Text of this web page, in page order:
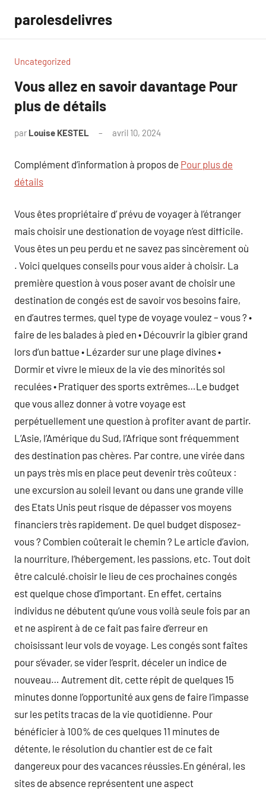
contenu
parolesdelivres
Uncategorized
Vous allez en savoir davantage Pour
plus de détails
par Louise KESTEL avril 10, 2024
Complément d’information à propos de Pour plus de
détails
Vous êtes propriétaire d’ prévu de voyager à l’étranger
mais choisir une destionation de voyage n’est difficile.
Vous êtes un peu perdu et ne savez pas sincèrement où
. Voici quelques conseils pour vous aider à choisir. La
première question à vous poser avant de choisir une
destination de congés est de savoir vos besoins faire,
en d’autres termes, quel type de voyage voulez – vous ? •
faire de les balades à pied en • Découvrir la gibier grand
lors d’un battue • Lézarder sur une plage divines •
Dormir et vivre le mieux de la vie des minorités sol
reculées • Pratiquer des sports extrêmes…Le budget
que vous allez donner à votre voyage est
perpétuellement une question à profiter avant de partir.
L’Asie, l’Amérique du Sud, l’Afrique sont fréquemment
des destination pas chères. Par contre, une virée dans
un pays très mis en place peut devenir très coûteux :
une excursion au soleil levant ou dans une grande ville
des Etats Unis peut risque de dépasser vos moyens
financiers très rapidement. De quel budget disposez-
vous ? Combien coûterait le chemin ? Le article d’avion,
la nourriture, l’hébergement, les passions, etc. Tout doit
être calculé.choisir le lieu de ces prochaines congés
est quelque chose d’important. En effet, certains
individus ne débutent qu’une vous voilà seule fois par an
et ne aspirent à de ce fait pas faire d’erreur en
choisissant leur vols de voyage. Les congés sont faîtes
pour s’évader, se vider l’esprit, déceler un indice de
nouveau… Autrement dit, cette répit de quelques 15
minutes donne l’opportunité aux gens de faire l’impasse
sur les petits tracas de la vie quotidienne. Pour
bénéficier à 100% de ces quelques 11 minutes de
détente, le résolution du chantier est de ce fait
dangereux pour des vacances réussies.En général, les
sites de absence représentent une aspect